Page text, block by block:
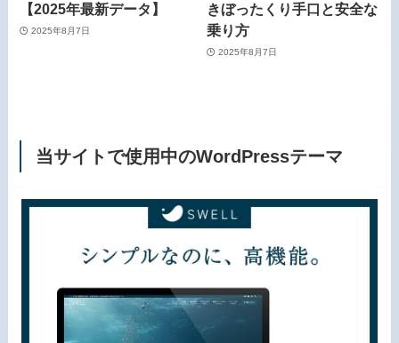
【2025年最新データ】
2025年8月7日
きぼったくり手口と安全な
乗り方
2025年8月7日
当サイトで使用中のWordPressテーマ